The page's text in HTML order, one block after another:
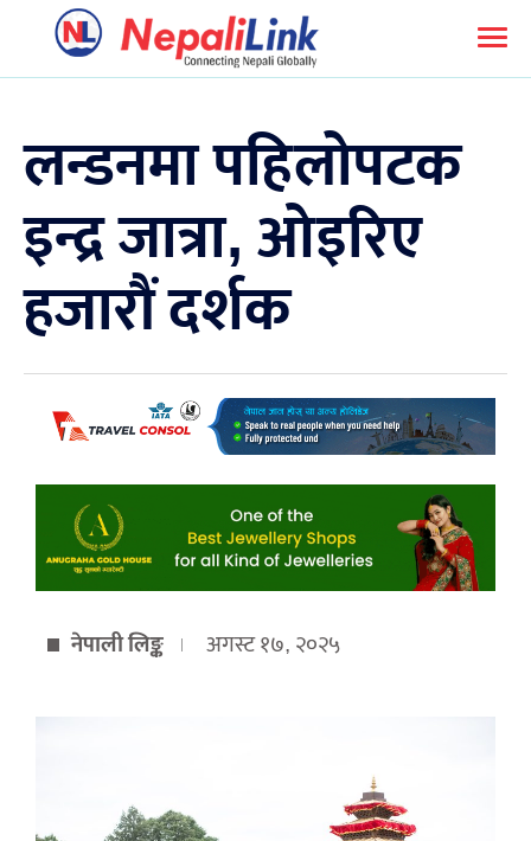
लन्डनमा पहिलोपटक
इन्द्र जात्रा, ओइरिए
हजारौं दर्शक
नेपाली लिङ्क अगस्ट १७, २०२५